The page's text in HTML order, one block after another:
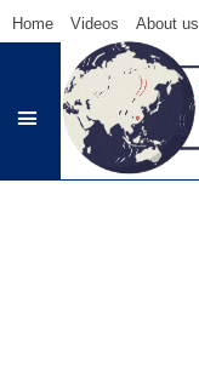
Home Videos About us